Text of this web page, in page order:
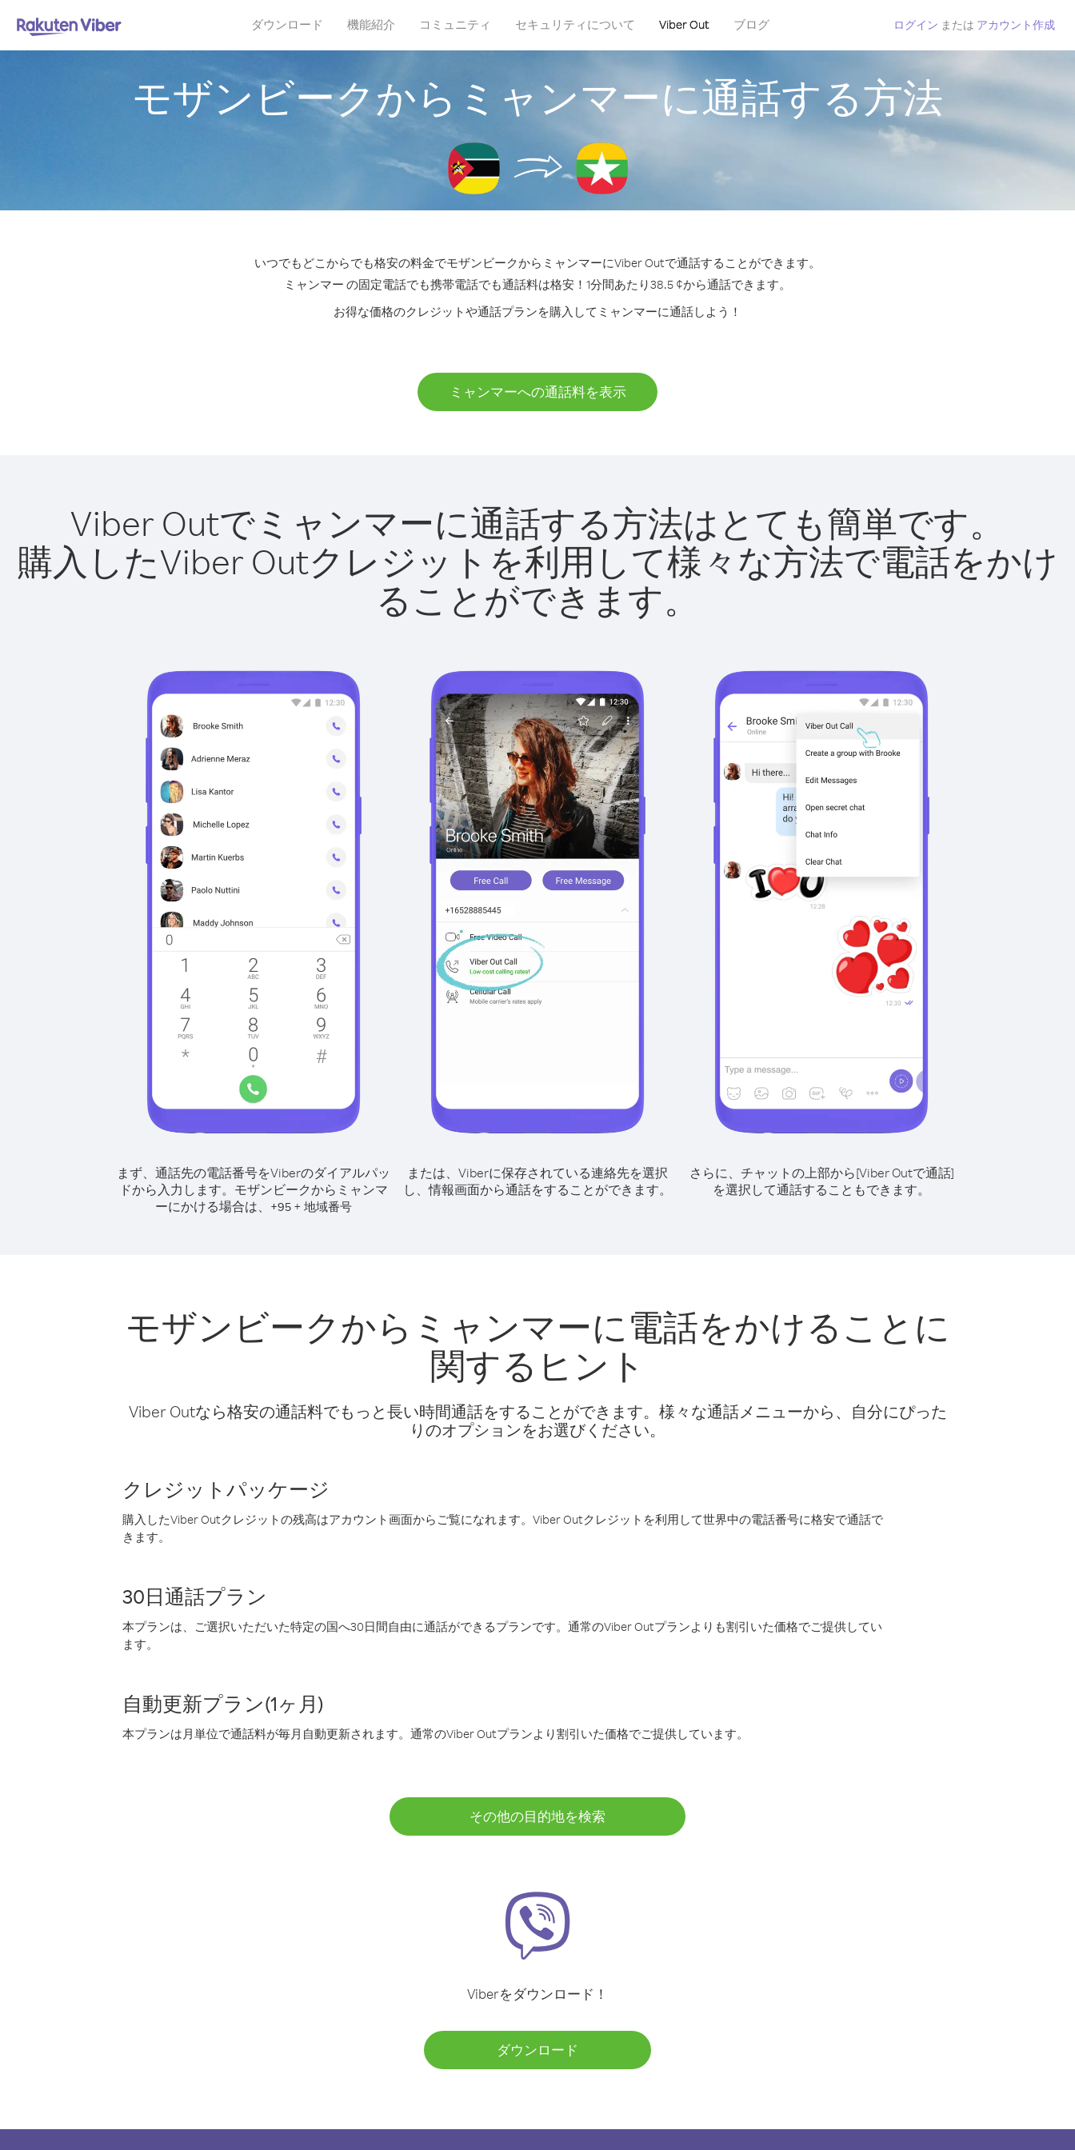
ダウンロード 機能紹介 コミュニティ セキュリティについて Viber Out ブログ ログイン または アカウント作成
モザンビークからミャンマーに通話する方法
いつでもどこからでも格安の料金でモザンビークからミャンマーにViber Outで通話することができます。
ミャンマー の固定電話でも携帯電話でも通話料は格安！1分間あたり38.5 ¢から通話できます。
お得な価格のクレジットや通話プランを購入してミャンマーに通話しよう！
ミャンマーへの通話料を表示
Viber Outでミャンマーに通話する方法はとても簡単です。
購入したViber Outクレジットを利用して様々な方法で電話をかけ
ることができます。
まず、通話先の電話番号をViberのダイアルパッ
ドから入力します。 モザンビークからミャンマ
ーにかける場合は、 +95 + 地域番号
または、Viberに保存されている連絡先を選択
し、情報画面から通話をすることができます。
さらに、チャットの上部から[Viber Outで通話]
を選択して通話することもできます。
モザンビークからミャンマーに電話をかけることに
関するヒント
Viber Outなら格安の通話料でもっと長い時間通話をすることができます。様々な通話メニューから、自分にぴった
りのオプションをお選びください。
クレジットパッケージ
購入したViber Outクレジットの残高はアカウント画面からご覧になれます。Viber Outクレジットを利用して世界中の電話番号に格安で通話で
きます。
30日通話プラン
本プランは、ご選択いただいた特定の国へ30日間自由に通話ができるプランです。通常のViber Outプランよりも割引いた価格でご提供してい
ます。
自動更新プラン(1ヶ月)
本プランは月単位で通話料が毎月自動更新されます。通常のViber Outプランより割引いた価格でご提供しています。
その他の目的地を検索
Viberをダウンロード！
ダウンロード